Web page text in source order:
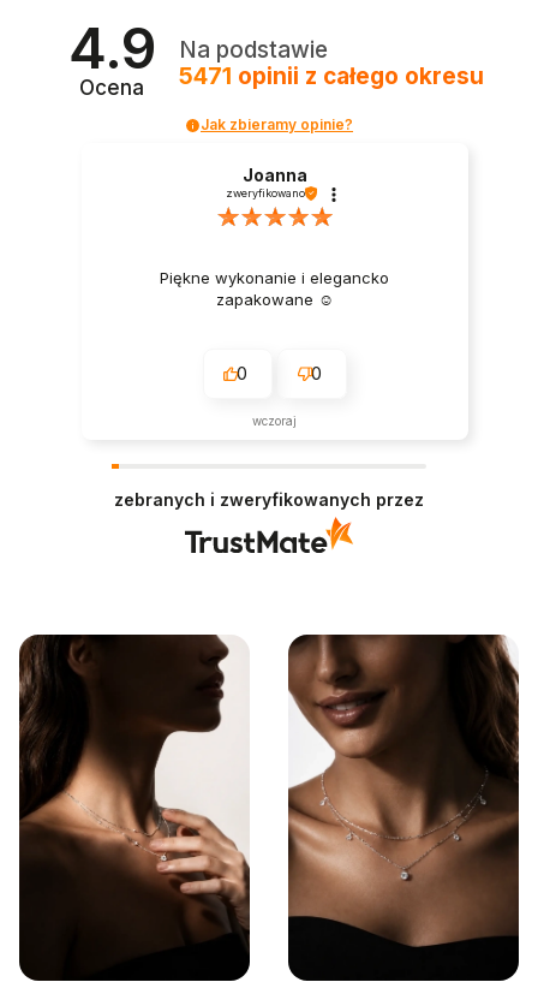
4.9
Ocena
Na podstawie
5471 opinii z całego okresu
Jak zbieramy opinie?
Joanna
zweryfikowano
Piękne wykonanie i elegancko
zapakowane ☺️
0 0
wczoraj
zebranych i zweryfikowanych przez